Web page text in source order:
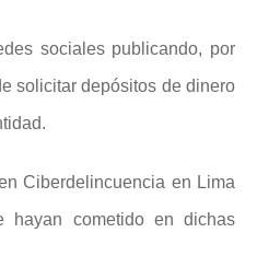
sociales publicando, por
solicitar depósitos de dinero
Ciberdelincuencia en Lima
hayan cometido en dichas